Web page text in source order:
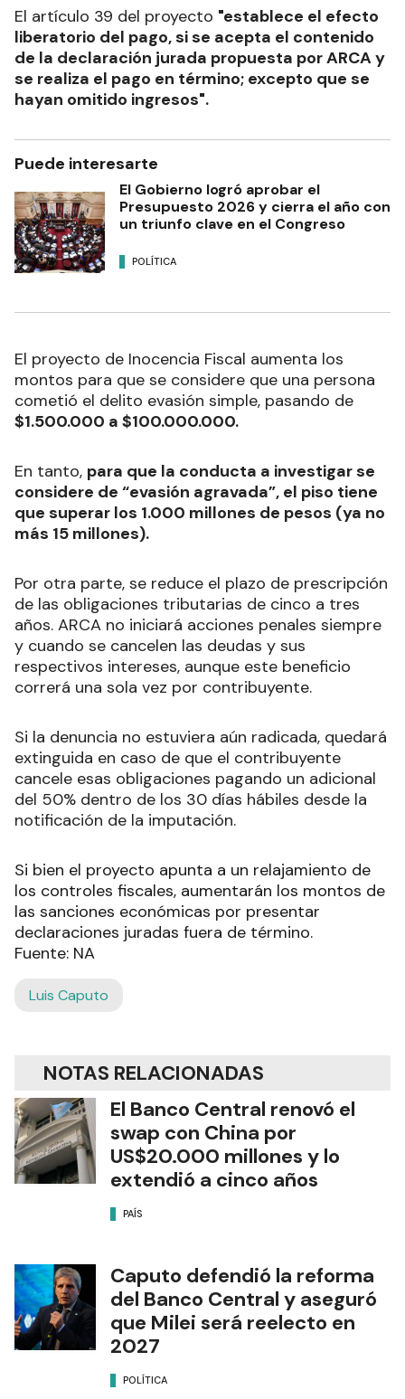
El artículo 39 del proyecto "establece el efecto
liberatorio del pago, si se acepta el contenido
de la declaración jurada propuesta por ARCA y
se realiza el pago en término; excepto que se
hayan omitido ingresos".
Puede interesarte
El Gobierno logró aprobar el
Presupuesto 2026 y cierra el año con
un triunfo clave en el Congreso
POLÍTICA
El proyecto de Inocencia Fiscal aumenta los
montos para que se considere que una persona
cometió el delito evasión simple, pasando de
$1.500.000 a $100.000.000.
En tanto, para que la conducta a investigar se
considere de “evasión agravada”, el piso tiene
que superar los 1.000 millones de pesos (ya no
más 15 millones).
Por otra parte, se reduce el plazo de prescripción
de las obligaciones tributarias de cinco a tres
años. ARCA no iniciará acciones penales siempre
y cuando se cancelen las deudas y sus
respectivos intereses, aunque este beneficio
correrá una sola vez por contribuyente.
Si la denuncia no estuviera aún radicada, quedará
extinguida en caso de que el contribuyente
cancele esas obligaciones pagando un adicional
del 50% dentro de los 30 días hábiles desde la
notificación de la imputación.
Si bien el proyecto apunta a un relajamiento de
los controles fiscales, aumentarán los montos de
las sanciones económicas por presentar
declaraciones juradas fuera de término.
Fuente: NA
Luis Caputo
NOTAS RELACIONADAS
El Banco Central renovó el
swap con China por
US$20.000 millones y lo
extendió a cinco años
PAÍS
Caputo defendió la reforma
del Banco Central y aseguró
que Milei será reelecto en
2027
POLÍTICA